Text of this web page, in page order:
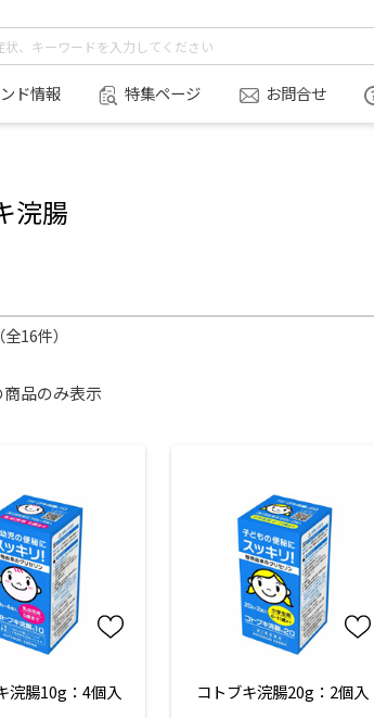
ド情報 特集ページ お問合せ
浣腸
16件）
品のみ表示
浣腸10g：4個入 コトブキ浣腸20g：2個入